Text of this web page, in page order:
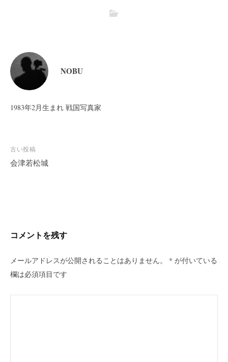
NOBU
1983年2月生まれ 戦国写真家
投
稿
シ
ョ
ン
古い投稿
会津若松城
コメントを残す
メールアドレスが公開されることはありません。 * が付いている
欄は必須項目です